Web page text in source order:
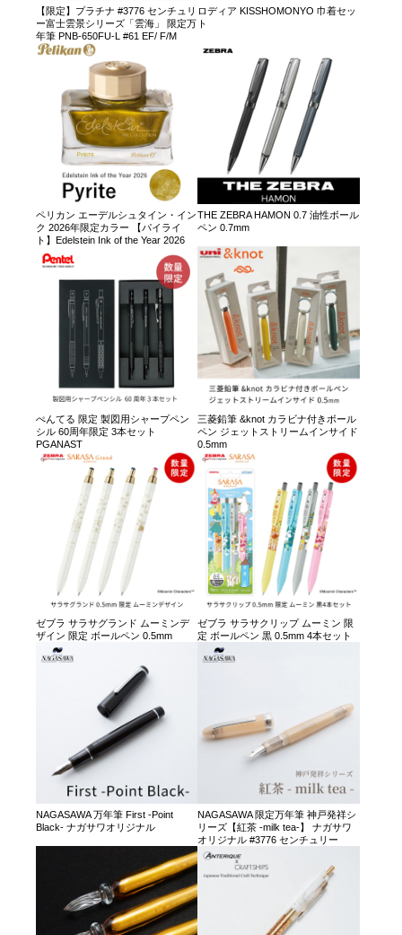
【限定】プラチナ #3776 センチュリ
ー富士雲景シリーズ「雲海」 限定万
年筆 PNB-650FU-L #61 EF/ F/M
ロディア KISSHOMONYO 巾着セッ
ト
ペリカン エーデルシュタイン・イン
ク 2026年限定カラー 【パイライ
ト】Edelstein Ink of the Year 2026
THE ZEBRA HAMON 0.7 油性ボール
ペン 0.7mm
ぺんてる 限定 製図用シャープペン
シル 60周年限定 3本セット
PGANAST
三菱鉛筆 &knot カラビナ付きボール
ペン ジェットストリームインサイド
0.5mm
ゼブラ サラサグランド ムーミンデ
ザイン 限定 ボールペン 0.5mm
ゼブラ サラサクリップ ムーミン 限
定 ボールペン 黒 0.5mm 4本セット
NAGASAWA 万年筆 First -Point
Black- ナガサワオリジナル
NAGASAWA 限定万年筆 神戸発祥シ
リーズ【紅茶 -milk tea-】 ナガサワ
オリジナル #3776 センチュリー